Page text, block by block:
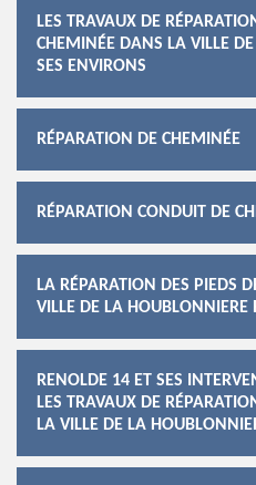
LES TRAVAUX DE
CHEMINÉE DANS LA VILLE
SES ENVIRONS
RÉPARATION DE CHEMINÉE
RÉPARATION CONDUIT DE
LA RÉPARATION DES PIEDS
VILLE DE LA HOUBLONNIERE
RENOLDE 14 ET SES
LES TRAVAUX DE
LA VILLE DE LA